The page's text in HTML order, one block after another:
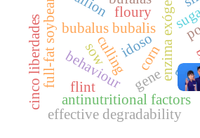
gene
bubalus bubalis enzima exógena
antinutritional factors
full-fat soybean idoso
culling
cinco liberdades behaviour
effective degradability
corn
sow
floury
flint